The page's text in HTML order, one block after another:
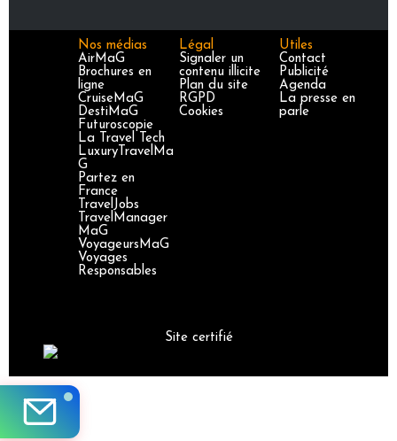
Nos médias
AirMaG
Brochures en
ligne
CruiseMaG
DestiMaG
Futuroscopie
La Travel Tech
LuxuryTravelMa
G
Partez en
France
TravelJobs
TravelManager
MaG
VoyageursMaG
Voyages
Responsables
Légal
Signaler un
contenu illicite
Plan du site
RGPD
Cookies
Utiles
Contact
Publicité
Agenda
La presse en
parle
Site certifié